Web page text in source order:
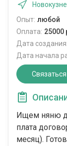
Опыт: любой
Оплата: 25000
Дата создания:
Дата начала
Ищем няню
плата
месяц).